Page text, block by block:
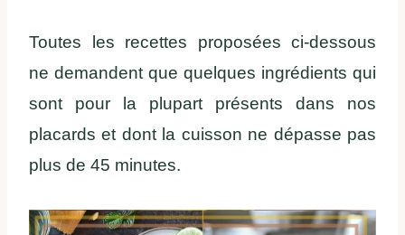
Toutes les recettes proposées ci-dessous
ne demandent que quelques ingrédients qui
sont pour la plupart présents dans nos
placards et dont la cuisson ne dépasse pas
plus de 45 minutes.